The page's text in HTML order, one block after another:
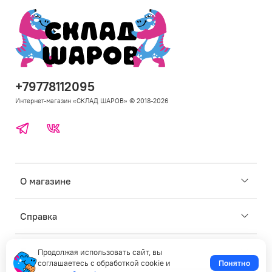
О магазине
Справка
Личные данные
Telegram
+79778112095
Интернет-магазин «СКЛАД ШАРОВ» © 2018-2026
Продолжая использовать сайт, вы
соглашаетесь с обработкой cookie и
Понятно